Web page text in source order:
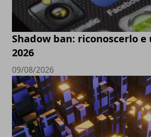
Shadow ban: riconoscerlo e
2026
09/08/2026